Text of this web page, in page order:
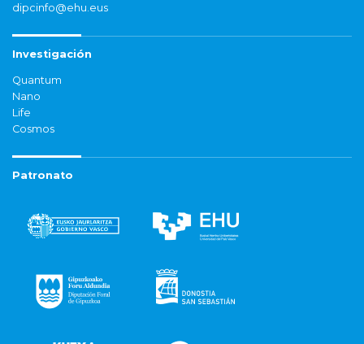
dipcinfo@ehu.eus
Investigación
Quantum
Nano
Life
Cosmos
Patronato